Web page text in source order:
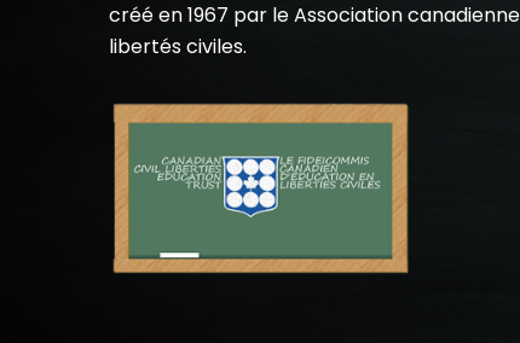
créé en 1967 par leAssociation
libertés civiles.